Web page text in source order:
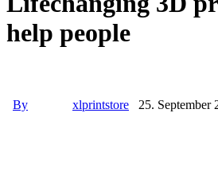
help people
By xlprintstore 25. September